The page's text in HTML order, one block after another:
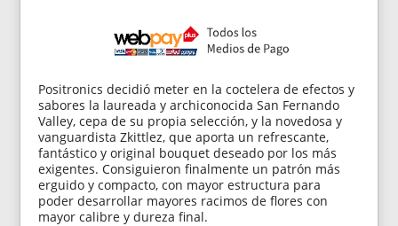
Positronics decidió meter en la coctelera de efectos y
sabores la laureada y archiconocida San Fernando
Valley, cepa de su propia selección, y la novedosa y
vanguardista Zkittlez, que aporta un refrescante,
fantástico y original bouquet deseado por los más
exigentes. Consiguieron finalmente un patrón más
erguido y compacto, con mayor estructura para
poder desarrollar mayores racimos de flores con
mayor calibre y dureza final.